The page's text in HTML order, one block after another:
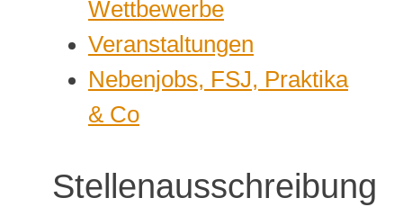
Wettbewerbe
Veranstaltungen
Nebenjobs, FSJ, Praktika
& Co
Stellenausschreibung